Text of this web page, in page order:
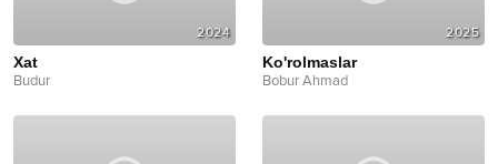
2024
Xat
Budur
2025
Ko'rolmaslar
Bobur Ahmad